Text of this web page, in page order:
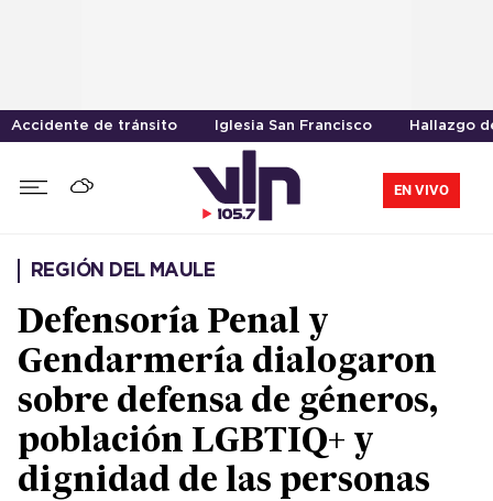
Accidente de tránsito Iglesia San Francisco Hallazgo
EN VIVO
REGIÓN DEL MAULE
Defensoría Penal y
Gendarmería dialogaron
sobre defensa de géneros,
población LGBTIQ+ y
dignidad de las personas